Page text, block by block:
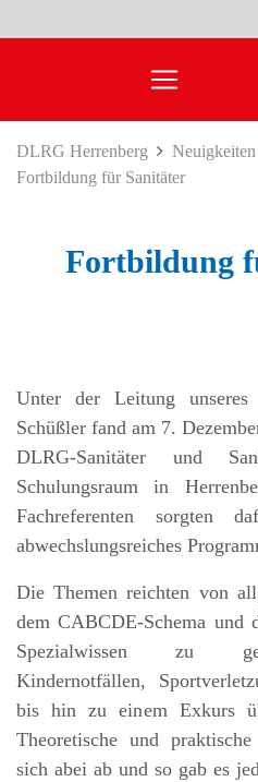
DLRG Herrenberg Neuigkeiten
Fortbildung für Sanitäter
Fortbildung
Unter der Leitung unseres
Schüßler fand am 7.
DLRG-Sanitäter und
Schulungsraum in
Fachreferenten sorgten
abwechslungsreiches
Die Themen reichten von
dem CABCDE-Schema und
Spezialwissen zu
Kindernotfällen,
bis hin zu einem Exkurs
Theoretische und
sich abei ab und so gab es